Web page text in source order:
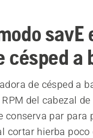
savE
césped a
de césped a
del cabezal
conserva par
cortar hierba poco